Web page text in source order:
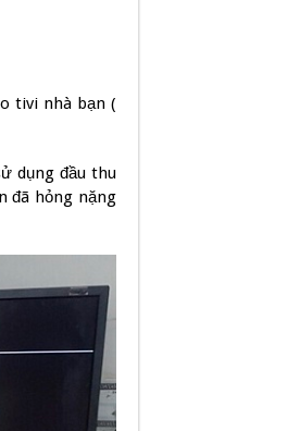
tivi nhà bạn (
dụng đầu thu
đã hỏng nặng